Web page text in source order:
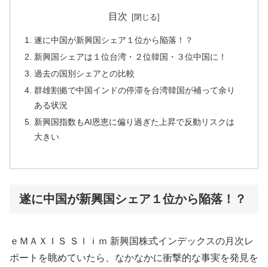
目次
遂に中国が新興国シェア１位から陥落！？
新興国シェアは１位台湾・２位韓国・３位中国に！
過去の国別シェアとの比較
群雄割拠で中国インドの停滞を台湾韓国が補って余り
ある状況
新興国指数もAI恩恵に偏り過ぎた上昇で反動リスクは
大きい
遂に中国が新興国シェア１位から陥落！？
ｅＭＡＸＩＳ Ｓｌｉｍ 新興国株式インデックスの月次レ
ポートを眺めていたら、なかなかに衝撃的な事実を発見を